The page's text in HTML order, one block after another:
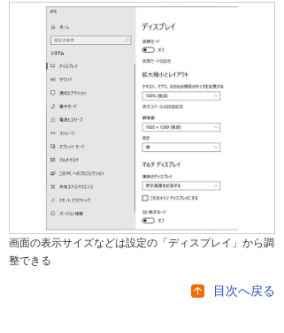
画面の表示サイズなどは設定の「ディスプレイ」から調
整できる
目次へ戻る